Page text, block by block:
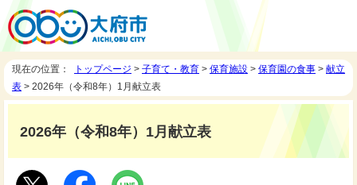
現在の位置： トップページ > 子育て・教育 > 保育施設 > 保育園の食事 > 献立
表 > 2026年（令和8年）1月献立表
2026年（令和8年）1月献立表